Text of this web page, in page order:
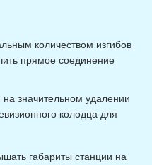
количеством изгибов
прямое соединение
на значительном удалении
колодца для
габариты станции на